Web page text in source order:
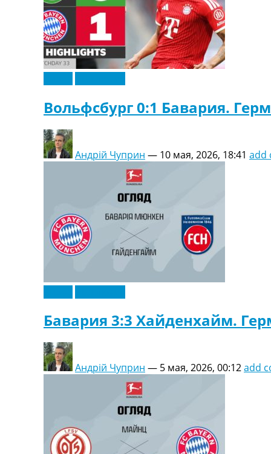
Вольфсбург 0:1 Бавария.
Андрій Чуприн — 10 мая, 2026, 18:41 add
Бавария 3:3 Хайденхайм.
Андрій Чуприн — 5 мая, 2026, 00:12add